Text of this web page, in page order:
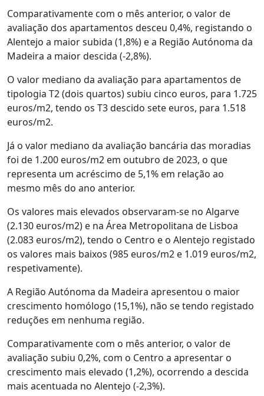
Comparativamente com o mês anterior, o valor de
avaliação dos apartamentos desceu 0,4%, registando o
Alentejo a maior subida (1,8%) e a Região Autónoma da
Madeira a maior descida (-2,8%).
O valor mediano da avaliação para apartamentos de
tipologia T2 (dois quartos) subiu cinco euros, para 1.725
euros/m2, tendo os T3 descido sete euros, para 1.518
euros/m2.
Já o valor mediano da avaliação bancária das moradias
foi de 1.200 euros/m2 em outubro de 2023, o que
representa um acréscimo de 5,1% em relação ao
mesmo mês do ano anterior.
Os valores mais elevados observaram-se no Algarve
(2.130 euros/m2) e na Área Metropolitana de Lisboa
(2.083 euros/m2), tendo o Centro e o Alentejo registado
os valores mais baixos (985 euros/m2 e 1.019 euros/m2,
respetivamente).
A Região Autónoma da Madeira apresentou o maior
crescimento homólogo (15,1%), não se tendo registado
reduções em nenhuma região.
Comparativamente com o mês anterior, o valor de
avaliação subiu 0,2%, com o Centro a apresentar o
crescimento mais elevado (1,2%), ocorrendo a descida
mais acentuada no Alentejo (-2,3%).